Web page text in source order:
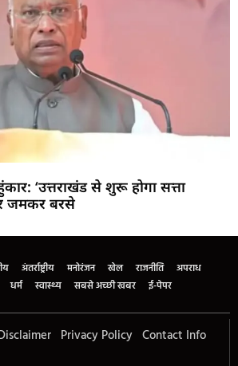
‘उत्तराखंड से शुरू होगा सत्ता
जमकर बरसे
अंतर्राष्ट्रीय मनोरंजन खेल राजनीति
अपराध
धर्म स्वास्थ्य सबसे अच्छी खबर ई-पेपर
Privacy Policy Contact Info